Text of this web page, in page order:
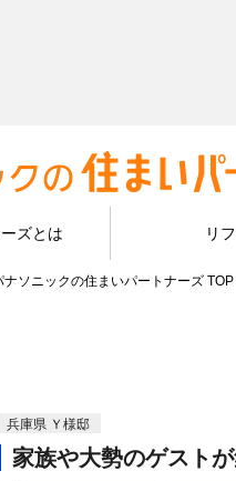
ズとは リ
ナソニックの住まいパートナーズ TOP
兵庫県 Ｙ様邸
家族や大勢のゲスト